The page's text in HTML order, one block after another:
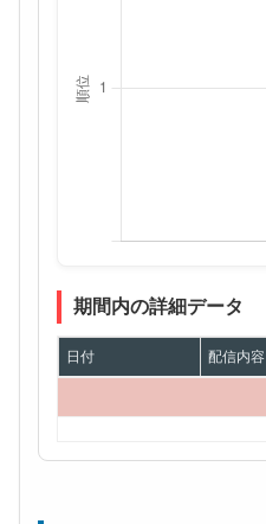
期間内の詳細データ
日付 配信内容